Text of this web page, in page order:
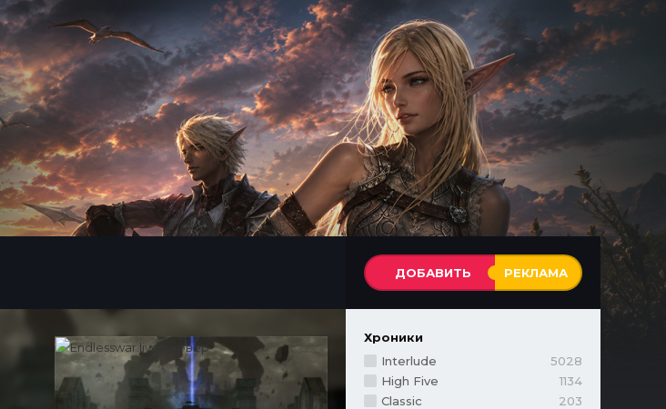
ДОБАВИТЬ РЕКЛАМА
Хроники
Interlude
5028
High Five
1134
Classic
203